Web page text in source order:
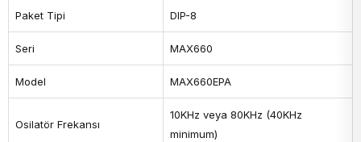
Paket Tipi DIP-8
Seri MAX660
Model MAX660EPA
Osilatör Frekansı
10KHz veya 80KHz (40KHz
minimum)